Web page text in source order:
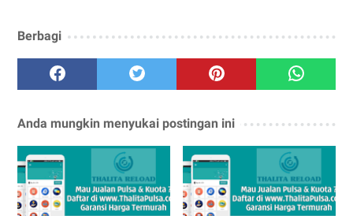
Berbagi
Anda mungkin menyukai postingan ini